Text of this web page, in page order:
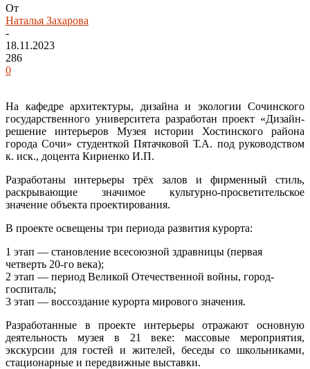
От
Наталья Захарова
-
18.11.2023
286
0
На кафедре архитектуры, дизайна и экологии Сочинского
государственного университета разработан проект «Дизайн-
решение интерьеров Музея истории Хостинского района
города Сочи» студенткой Пятачковой Т.А. под руководством
к. иск., доцента Кириенко И.П.
Разработаны интерьеры трёх залов и фирменный стиль,
раскрывающие значимое культурно-просветительское
значение объекта проектирования.
В проекте освещены три периода развития курорта:
1 этап — становление всесоюзной здравницы (первая
четверть 20-го века);
2 этап — период Великой Отечественной войны, город-
госпиталь;
3 этап — воссоздание курорта мирового значения.
Разработанные в проекте интерьеры отражают основную
деятельность музея в 21 веке: массовые мероприятия,
экскурсии для гостей и жителей, беседы со школьниками,
стационарные и передвижные выставки.